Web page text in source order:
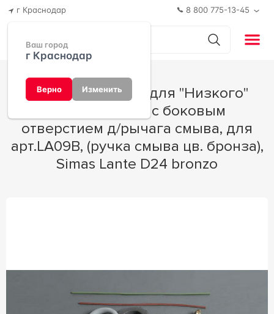
г Краснодар
Ваш город
г Краснодар
Верно Изменить
8 800 775-13-45
Механизм смыва для "Низкого"
бачка унитаза с боковым
отверстием д/рычага смыва, для
арт.LA09B, (ручка смыва цв. бронза),
Simas Lante D24 bronzo